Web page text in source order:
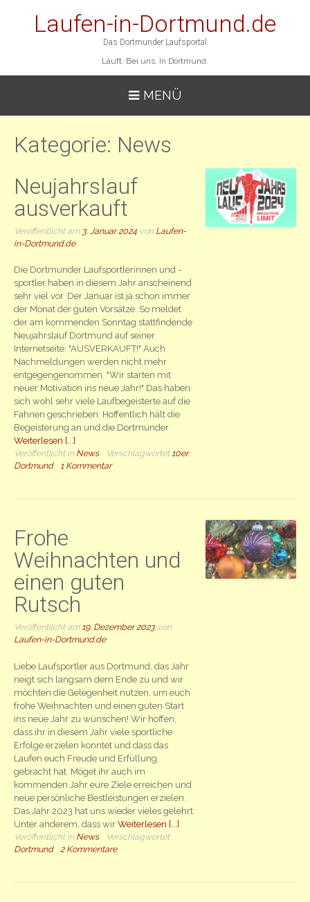
Laufen-in-Dortmund.de
Das Dortmunder Laufsportal
Läuft. Bei uns. In Dortmund.
MENÜ
Kategorie: News
Neujahrslauf
ausverkauft
Veröffentlicht am 3. Januar 2024 von Laufen-
in-Dortmund.de
Die Dortmunder Laufsportlerinnen und -
sportler haben in diesem Jahr anscheinend
sehr viel vor. Der Januar ist ja schon immer
der Monat der guten Vorsätze. So meldet
der am kommenden Sonntag stattfindende
Neujahrslauf Dortmund auf seiner
Internetseite: "AUSVERKAUFT!" Auch
Nachmeldungen werden nicht mehr
entgegengenommen. "Wir starten mit
neuer Motivation ins neue Jahr!" Das haben
sich wohl sehr viele Laufbegeisterte auf die
Fahnen geschrieben. Hoffentlich hält die
Begeisterung an und die Dortmunder
Weiterlesen [...]
Veröffentlicht in News Verschlagwortet 10er,
Dortmund
1 Kommentar
Frohe
Weihnachten und
einen guten
Rutsch
Veröffentlicht am 19. Dezember 2023von
Laufen-in-Dortmund.de
Liebe Laufsportler aus Dortmund, das Jahr
neigt sich langsam dem Ende zu und wir
möchten die Gelegenheit nutzen, um euch
frohe Weihnachten und einen guten Start
ins neue Jahr zu wünschen! Wir hoffen,
dass ihr in diesem Jahr viele sportliche
Erfolge erzielen konntet und dass das
Laufen euch Freude und Erfüllung
gebracht hat. Möget ihr auch im
kommenden Jahr eure Ziele erreichen und
neue persönliche Bestleistungen erzielen.
Das Jahr 2023 hat uns wieder vieles gelehrt.
Unter anderem, dass wirWeiterlesen [...]
Veröffentlicht in News
Verschlagwortet
Dortmund
2 Kommentare